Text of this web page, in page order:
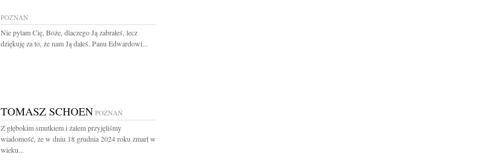
POZNAŃ
Nie pytam Cię, Boże, dlaczego Ją zabrałeś, lecz
dziękuję za to, że nam Ją dałeś. Panu Edwardowi...
TOMASZ SCHOEN POZNAŃ
Z głębokim smutkiem i żalem przyjęliśmy
wiadomość, że w dniu 18 grudnia 2024 roku zmarł w
wieku...